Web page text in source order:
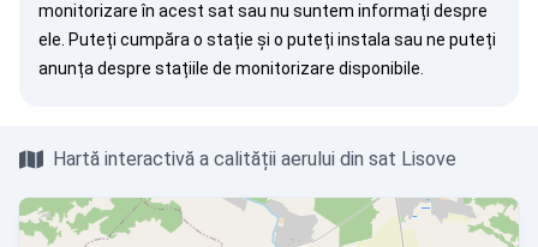
monitorizare în acest sat sau nu suntem informați despre
ele. Puteți cumpăra o stație și o puteți instala sau ne puteți
anunța despre stațiile de monitorizare disponibile.
Hartă interactivă a calității aerului din sat Lisove